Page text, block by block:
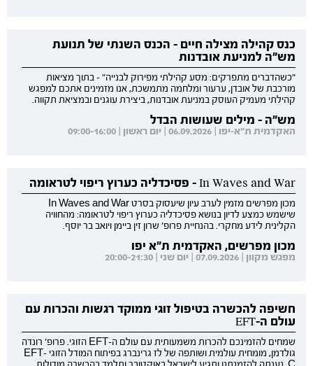
כנס קהילה מצילה חיים - הכנס השנתי של תנועת
מש"ה למניעת אובדנות
"כשהדברים מתפרקים: מסע קהילתי מפירוק לבנייה" - בתוך מציאות
מורכבת של אובדן, ערעור ומלחמה מתמשכת, אנו מזמינים אתכם למפגש
קהילתי מעמיק העוסק במניעת אובדנות, ביצירת עוגנים ובמציאת תקווה.
מש"ה - מילים שעושות הבדל
האקדמית ת"א-יפו | 06.09.2026 | יום ראשון | 09:00-16:00
In Waves and War - פסיכדליה כערוץ ריפוי לטראומה
מכון מפרשים מזמין לערב עיון שיעסוק בסרט In Waves and War
שישמש כמצע לדיון בנושא פסיכדליה כערוץ ריפוי לטראומה: מהחוויה
הקלינית לידע מחקרי. בהנחיית פרופ' שרון זין ביימן ויואב בר יוסף.
מכון מפרשים, האקדמית ת"א יפו
מפגש מקוון | 07.09.2026 | יום שני | 20:00-21:30
חשיפה להכשרה בטיפול זוגי ממוקד רגשות והכרות עם
עולם ה-EFT
שמחים להזמינכם להכרות משמעותית עם עולם ה-EFT הזוגי. פרופ' רונדה
גולדמן, מומחית עולמית ושותפה של לז גרינברג בפיתוח המודל הזוגי EFT-